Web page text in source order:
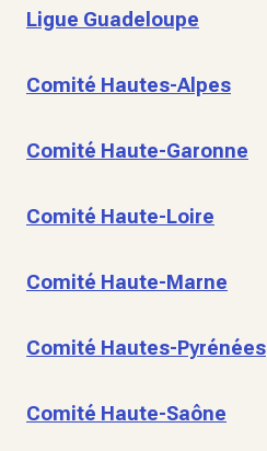
Ligue Guadeloupe
Comité Hautes-Alpes
Comité Haute-Garonne
Comité Haute-Loire
Comité Haute-Marne
Comité Hautes-Pyrénées
Comité Haute-Saône